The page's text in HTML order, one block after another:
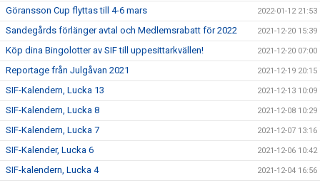
Göransson Cup flyttas till 4-6 mars 2022-01-12 21:53
Sandegårds förlänger avtal och Medlemsrabatt för 2022 2021-12-20 15:39
Köp dina Bingolotter av SIF till uppesittarkvällen! 2021-12-20 07:00
Reportage från Julgåvan 2021 2021-12-19 20:15
SIF-Kalendern, Lucka 13 2021-12-13 10:09
SIF-Kalendern, Lucka 8 2021-12-08 10:29
SIF-Kalendern, Lucka 7 2021-12-07 13:16
SIF-Kalender, Lucka 6 2021-12-06 10:42
SIF-kalendern, Lucka 4 2021-12-04 16:56